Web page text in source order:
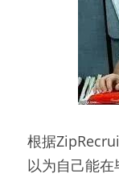
根据
以为自己能